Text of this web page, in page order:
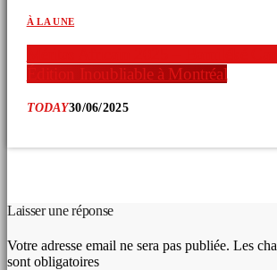
À LA UNE
Édition Inoubliable à Montréal
TODAY30/06/2025
Laisser une réponse
Votre adresse email ne sera pas publiée. Les
sont obligatoires